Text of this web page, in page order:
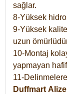
sağlar.
8-Yüksek
9-Yüksek
uzun
10-Montaj
yapmayan hafif
11-
Duffmart Alize